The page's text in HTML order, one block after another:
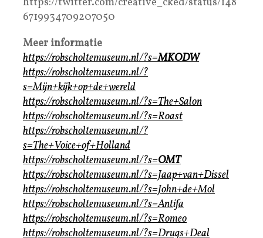
6719934709207050
Meer informatie
https://robscholtemuseum.nl/?s=MKODW
https://robscholtemuseum.nl/?
s=Mijn+kijk+op+de+wereld
https://robscholtemuseum.nl/?s=The+Salon
https://robscholtemuseum.nl/?s=Roast
https://robscholtemuseum.nl/?
s=The+Voice+of+Holland
https://robscholtemuseum.nl/?s=OMT
https://robscholtemuseum.nl/?s=Jaap+van+Dissel
https://robscholtemuseum.nl/?s=John+de+Mol
https://robscholtemuseum.nl/?s=Antifa
https://robscholtemuseum.nl/?s=Romeo
https://robscholtemuseum.nl/?s=Drugs+Deal